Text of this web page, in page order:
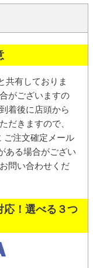
共有しておりま
がございますの
着後に店頭から
だきますので、
ご注文確定メール
ある場合がござい
問い合わせくだ
応！選べる３つ